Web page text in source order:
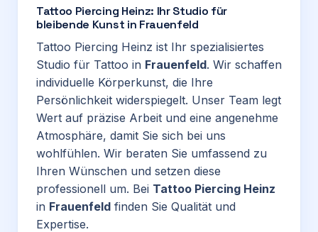
Tattoo Piercing Heinz: Ihr Studio für
bleibende Kunst in Frauenfeld
Tattoo Piercing Heinz ist Ihr spezialisiertes
Studio für Tattoo in Frauenfeld. Wir schaffen
individuelle Körperkunst, die Ihre
Persönlichkeit widerspiegelt. Unser Team legt
Wert auf präzise Arbeit und eine angenehme
Atmosphäre, damit Sie sich bei uns
wohlfühlen. Wir beraten Sie umfassend zu
Ihren Wünschen und setzen diese
professionell um. Bei Tattoo Piercing Heinz
in Frauenfeld finden Sie Qualität und
Expertise.